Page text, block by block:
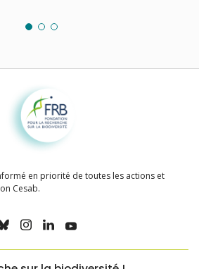
sur la biodiversité
en priorité de toutes les actions et
Cesab.